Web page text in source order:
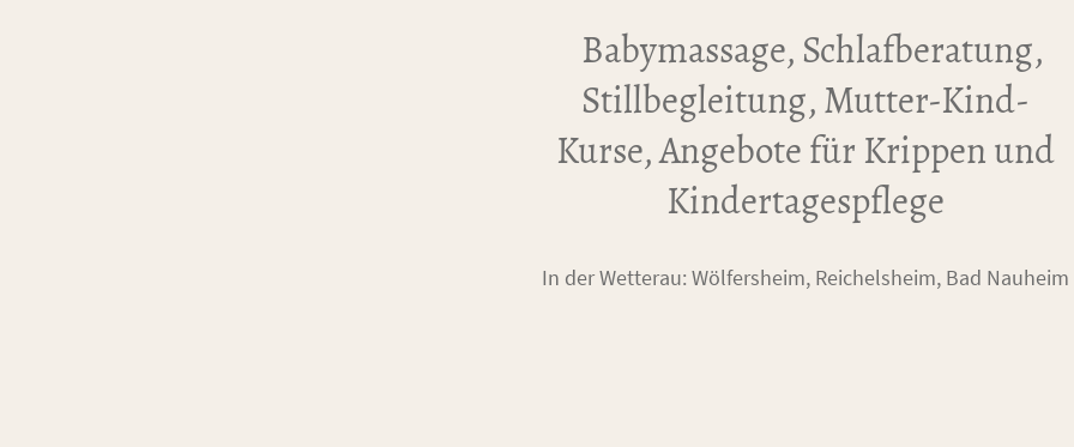
Babymassage, Schlafberatung,
Stillbegleitung, Mutter-Kind-
Kurse, Angebote für Krippen und
Kindertagespflege
In der Wetterau: Wölfersheim, Reichelsheim, Bad Nauheim